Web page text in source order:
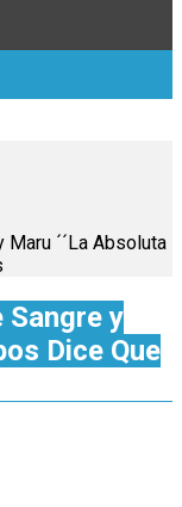
´´La Absoluta
Sangre y
Dice Que